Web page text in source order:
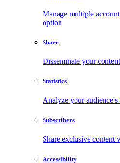
Manage multiple
option
Share
Disseminate your
Statistics
Analyze your audience's
Subscribers
Share exclusive content
Accessibility